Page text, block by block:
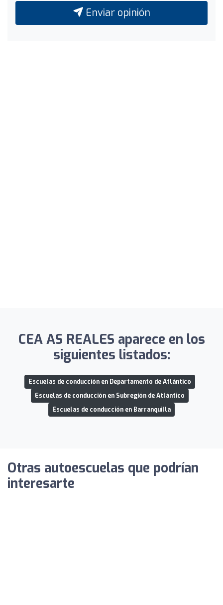
Enviar opinión
CEA AS REALES aparece en los
siguientes listados:
Escuelas de conducción en Departamento de Atlántico
Escuelas de conducción en Subregión de Atlántico
Escuelas de conducción en Barranquilla
Otras autoescuelas que podrían
interesarte